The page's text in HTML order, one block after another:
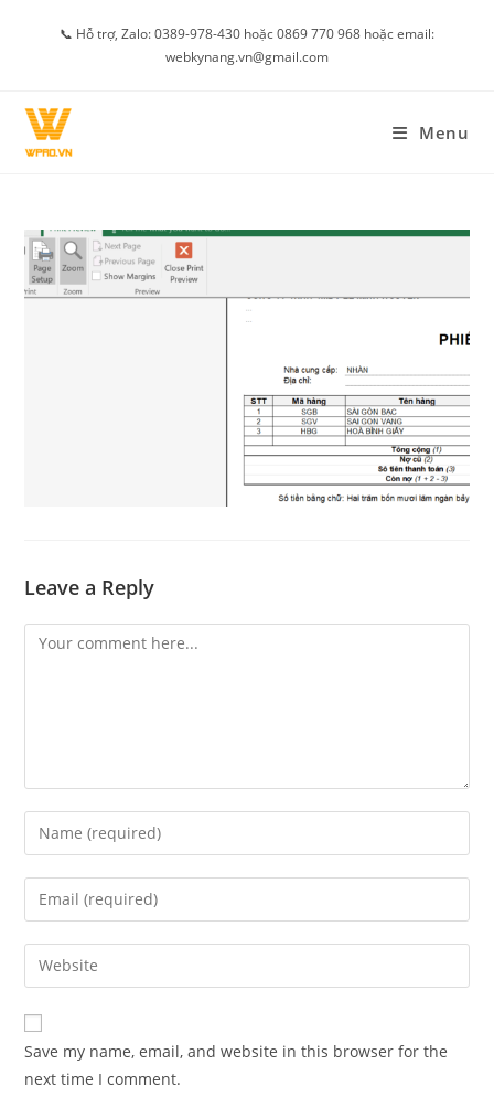
📞 Hỗ trợ, Zalo: 0389-978-430 hoặc 0869 770 968 hoặc email:
webkynang.vn@gmail.com
Menu
Leave a Reply
Comment
Enter
your
name
comment
Enter
your
email
address
comment
Enter
your
website
URL
(optional)
Save my name, email, and website in this browser for the
next time I comment.